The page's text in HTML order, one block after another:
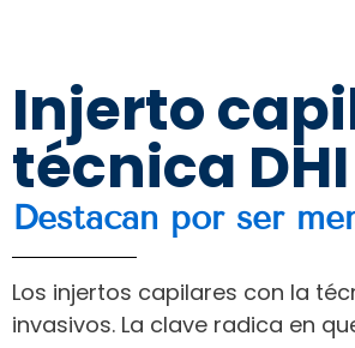
Injerto
técnica DHI
Destacan por ser
Los injertos capilares con la
invasivos. La clave radica en